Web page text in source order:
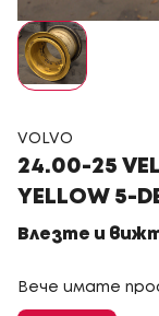
VOLVO
24.00-25
YELLOW 5-
Влезте и
Вече имате